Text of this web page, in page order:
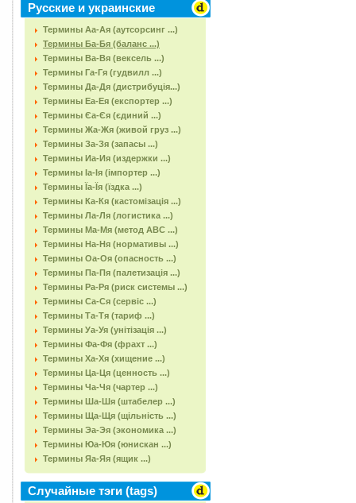
Русские и украинские
Термины Аа-Ая (аутсорсинг ...)
Термины Ба-Бя (баланс ...)
Термины Ва-Вя (вексель ...)
Термины Га-Гя (гудвилл ...)
Термины Да-Дя (дистрибуція...)
Термины Еа-Ея (експортер ...)
Термины Єа-Єя (єдиний ...)
Термины Жа-Жя (живой груз ...)
Термины За-Зя (запасы ...)
Термины Иа-Ия (издержки ...)
Термины Іа-Ія (імпортер ...)
Термины Їа-Їя (їздка ...)
Термины Ка-Кя (кастомізація ...)
Термины Ла-Ля (логистика ...)
Термины Ма-Мя (метод АВС ...)
Термины На-Ня (нормативы ...)
Термины Оа-Оя (опасность ...)
Термины Па-Пя (палетизація ...)
Термины Ра-Ря (риск системы ...)
Термины Са-Ся (сервіс ...)
Термины Та-Тя (тариф ...)
Термины Уа-Уя (унітізація ...)
Термины Фа-Фя (фрахт ...)
Термины Ха-Хя (хищение ...)
Термины Ца-Ця (ценность ...)
Термины Ча-Чя (чартер ...)
Термины Ша-Шя (штабелер ...)
Термины Ща-Щя (щільність ...)
Термины Эа-Эя (экономика ...)
Термины Юа-Юя (юнискан ...)
Термины Яа-Яя (ящик ...)
Случайные тэги (tags)